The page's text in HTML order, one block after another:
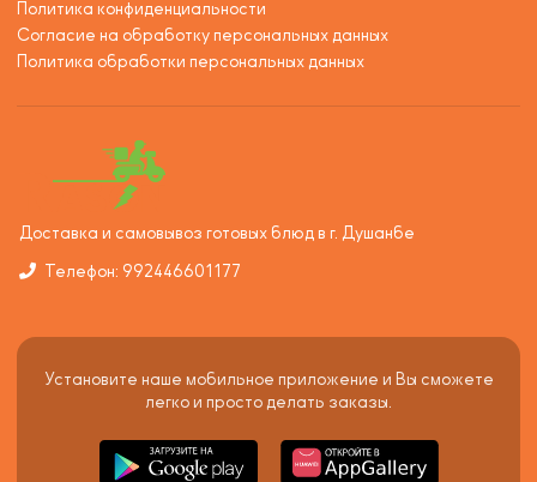
Политика конфиденциальности
Согласие на обработку персональных данных
Политика обработки персональных данных
Доставка и самовывоз готовых блюд в г. Душанбе
Телефон: 992446601177
Установите наше мобильное приложение и Вы сможете
легко и просто делать заказы.